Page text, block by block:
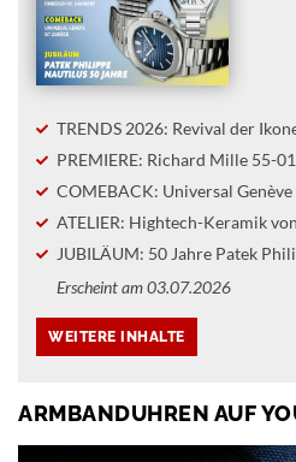
TRENDS 2026: Revival der
PREMIERE: Richard Mille 55-01
COMEBACK: Universal
ATELIER: Hightech-Keramik
JUBILÄUM: 50 Jahre Patek
Erscheint am 03.07.2026
ARMBANDUHREN AUF